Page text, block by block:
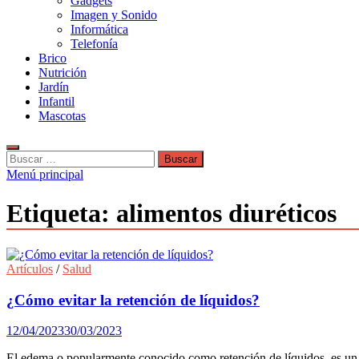
Imagen y Sonido
Informática
Telefonía
Brico
Nutrición
Jardín
Infantil
Mascotas
Buscar:
Menú principal
Etiqueta: alimentos diuréticos
Artículos / Salud
¿Cómo evitar la retención de líquidos?
12/04/202330/03/2023